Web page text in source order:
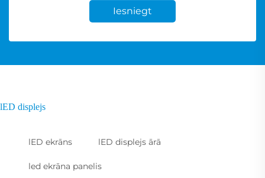
Iesniegt
lED displejs
lED ekrāns lED displejs ārā
led ekrāna panelis